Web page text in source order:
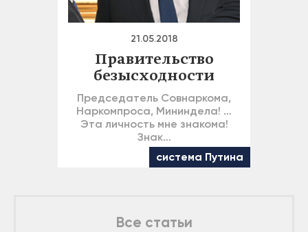
21.05.2018
Правительство
безысходности
Председатель Совнаркома,
Наркомпроса, Мининдела! …
Эта личность мне знакома!
Знак…
система Путина
Все статьи